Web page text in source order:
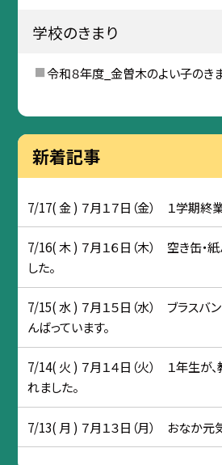
学校のきまり
令和８年度_金曽木のよい子のき
新着記事
7/17( 金 ) ７月１７日（金） １学期終
7/16( 木 ) ７月１６日（木） 空き缶・
した。
7/15( 水 ) ７月１５日（水） ブラスバ
んばっています。
7/14( 火 ) ７月１４日（火） １年生が
れました。
7/13( 月 ) ７月１３日（月） おなか元